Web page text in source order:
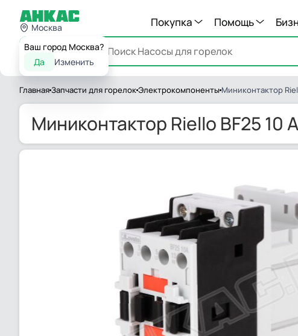
Москва
Ваш город Москва?
Да
Изменить
Покупка Помощь
Каталог
ГлавнаяЗапчасти для горелокЭлектрокомпоненты Миниконтактор
Миниконтактор Riello BF25 10